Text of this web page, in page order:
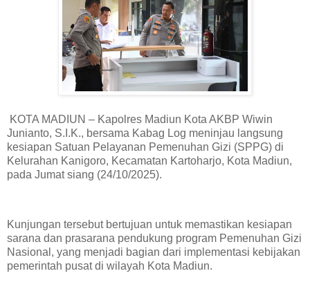
KOTA MADIUN – Kapolres Madiun Kota AKBP Wiwin
Junianto, S.I.K., bersama Kabag Log meninjau langsung
kesiapan Satuan Pelayanan Pemenuhan Gizi (SPPG) di
Kelurahan Kanigoro, Kecamatan Kartoharjo, Kota Madiun,
pada Jumat siang (24/10/2025).
Kunjungan tersebut bertujuan untuk memastikan kesiapan
sarana dan prasarana pendukung program Pemenuhan Gizi
Nasional, yang menjadi bagian dari implementasi kebijakan
pemerintah pusat di wilayah Kota Madiun.